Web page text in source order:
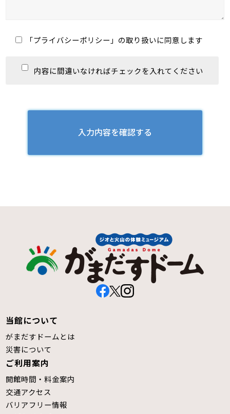
「プライバシーポリシー 」の取り扱いに同意します
内容に間違いなければチェックを入れてください
当館について
がまだすドームとは
災害について
ご利用案内
開館時間・料金案内
交通アクセス
バリアフリー情報